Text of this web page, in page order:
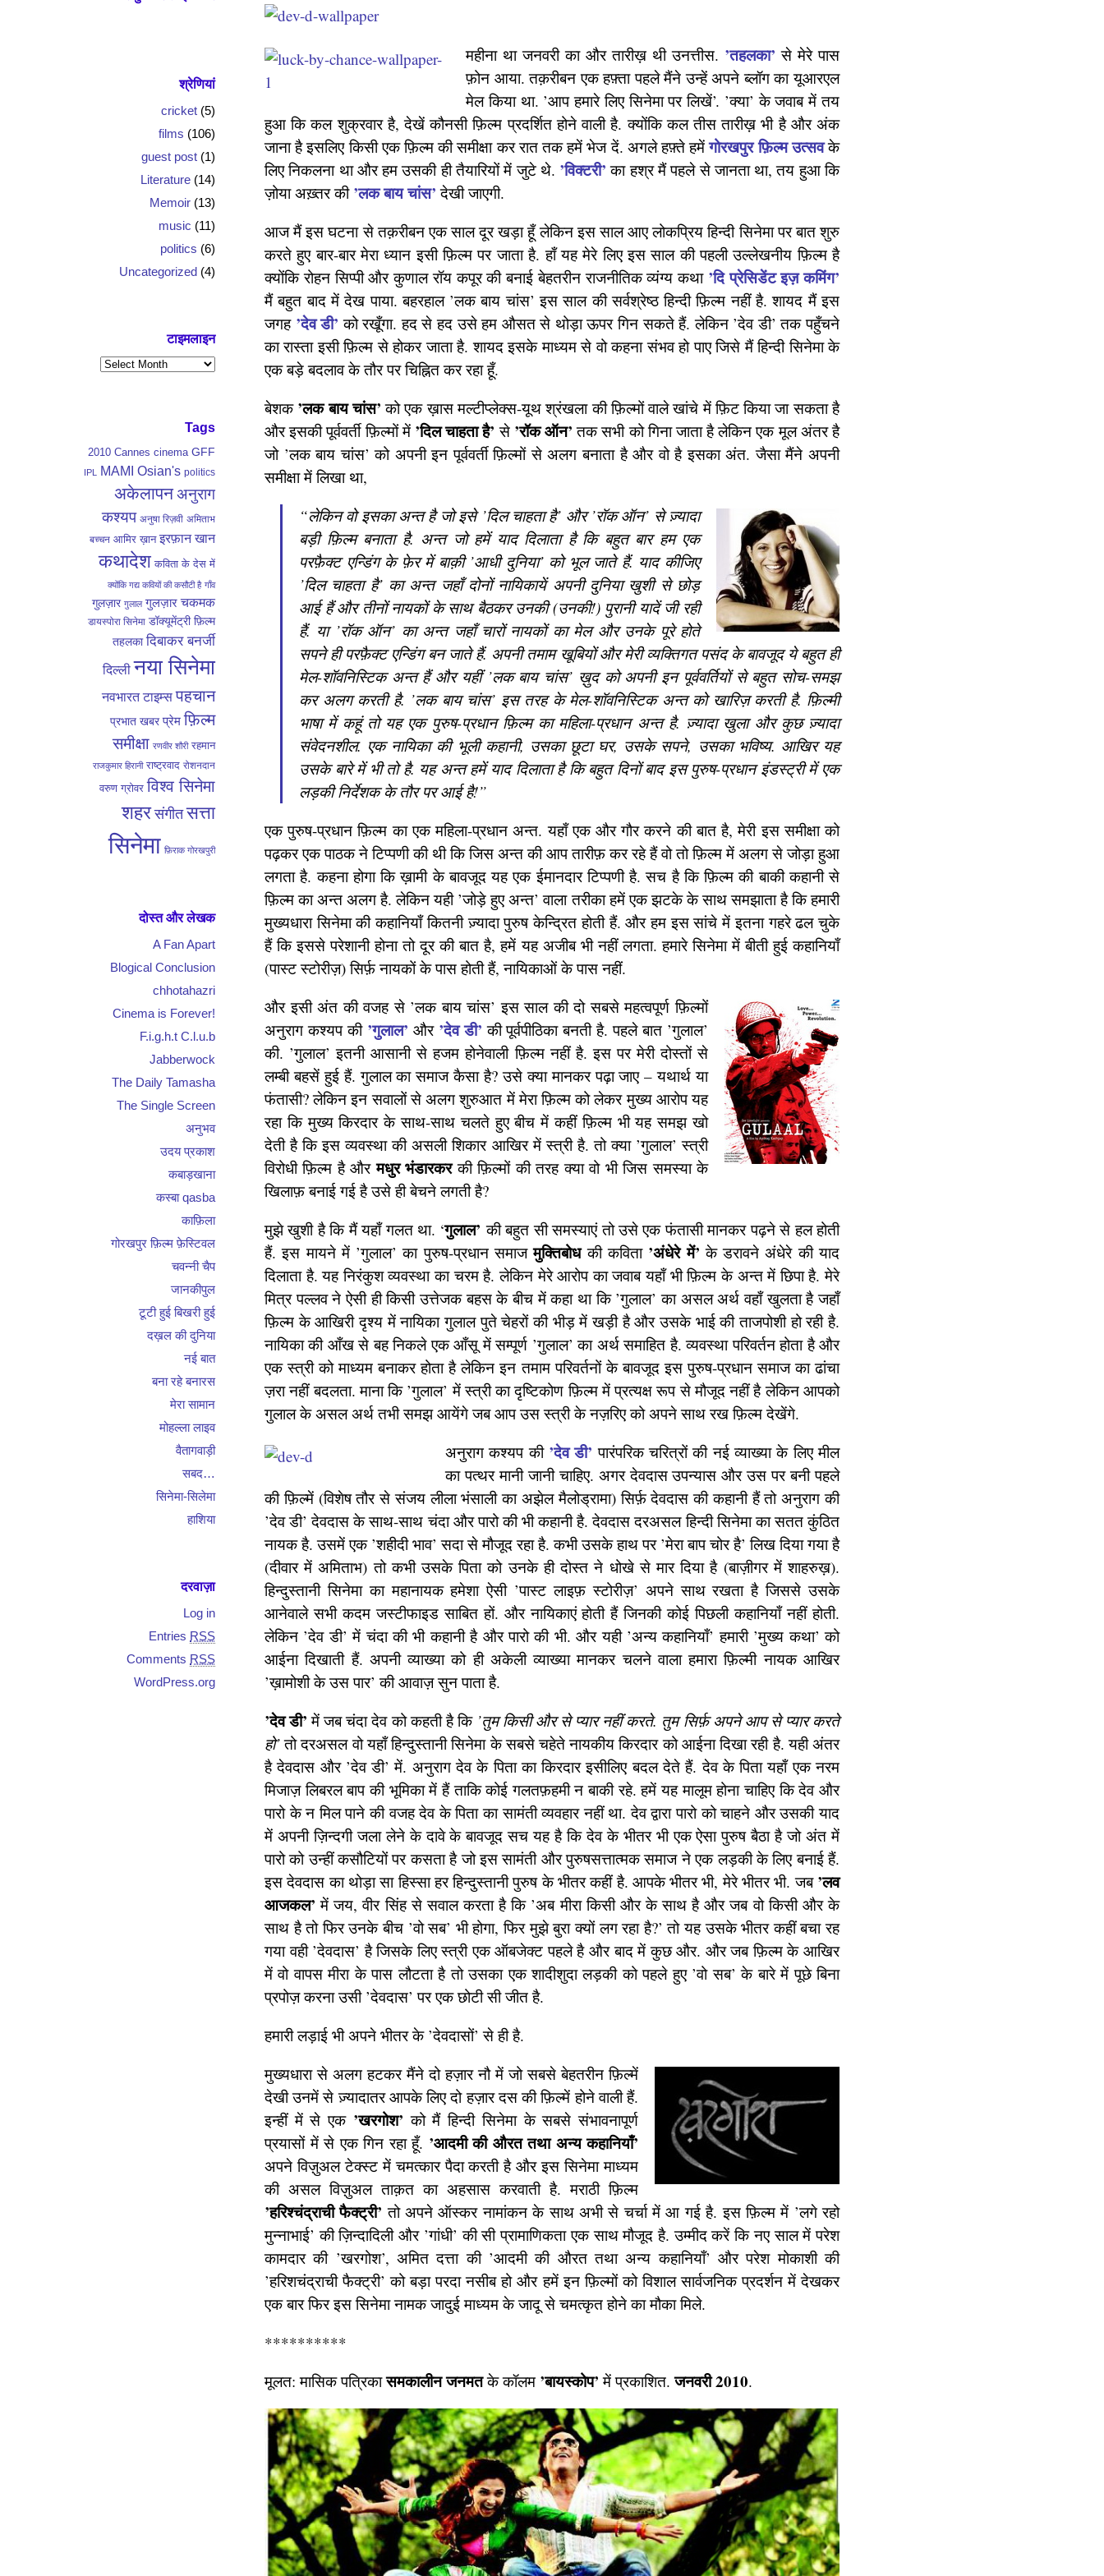
महीना था जनवरी का और तारीख़ थी उनत्तीस. ’तहलका’ से मेरे पास
फ़ोन आया. तक़रीबन एक हफ़्ता पहले मैंने उन्हें अपने ब्लॉग का यूआरएल
मेल किया था. ’आप हमारे लिए सिनेमा पर लिखें’. ’क्या’ के जवाब में तय
हुआ कि कल शुक्रवार है, देखें कौनसी फ़िल्म प्रदर्शित होने वाली है. क्योंकि कल तीस तारीख़ भी है और अंक
जाना है इसलिए किसी एक फ़िल्म की समीक्षा कर रात तक हमें भेज दें. अगले हफ़्ते हमेंगोरखपुर फ़िल्म उत्सवके
लिए निकलना था और हम उसकी ही तैयारियों में जुटे थे. ’विक्टरी’ का हश्र मैं पहले से जानता था, तय हुआ कि
ज़ोया अख़्तर की ’लक बाय चांस’ देखी जाएगी.
आज मैं इस घटना से तक़रीबन एक साल दूर खड़ा हूँ लेकिन इस साल आए लोकप्रिय हिन्दी सिनेमा पर बात शुरु
करते हुए बार-बार मेरा ध्यान इसी फ़िल्म पर जाता है. हाँ यह मेरे लिए इस साल की पहली उल्लेखनीय फ़िल्म है
क्योंकि रोहन सिप्पी और कुणाल रॉय कपूर की बनाई बेहतरीन राजनीतिक व्यंग्य कथा ’दि प्रेसिडेंट इज़ कमिंग’
मैं बहुत बाद में देख पाया. बहरहाल ’लक बाय चांस’ इस साल की सर्वश्रेष्ठ हिन्दी फ़िल्म नहीं है. शायद मैं इस
जगह’देव डी’ को रखूँगा. हद से हद उसे हम औसत से थोड़ा ऊपर गिन सकते हैं. लेकिन ’देव डी’ तक पहुँचने
का रास्ता इसी फ़िल्म से होकर जाता है. शायद इसके माध्यम से वो कहना संभव हो पाए जिसे मैं हिन्दी सिनेमा के
एक बड़े बदलाव के तौर पर चिह्नित कर रहा हूँ.
बेशक ’लक बाय चांस’ को एक ख़ास मल्टीप्लेक्स-यूथ श्रंखला की फ़िल्मों वाले खांचे में फ़िट किया जा सकता है
और इसकी पूर्ववर्ती फ़िल्मों में ’दिल चाहता है’ से ’रॉक ऑन’ तक सभी को गिना जाता है लेकिन एक मूल अंतर है
जो ’लक बाय चांस’ को अपनी इन पूर्ववर्ती फ़िल्मों से अलग बनाता है और वो है इसका अंत. जैसा मैंने अपनी
समीक्षा में लिखा था,
“लेकिन वो इसका अन्त है जो इसे ’दिल चाहता है’ और ’रॉक ऑन’ से ज़्यादा
बड़ी फ़िल्म बनाता है. अन्त जो हमें याद दिलाता है कि बहुत बार हम एक
परफ़ैक्ट एन्डिंग के फ़ेर में बाक़ी ’आधी दुनिया’ को भूल जाते हैं. याद कीजिए
’दिल चाहता है’ का अन्त जहाँ दोनों नायिकायें अपनी दुनिया खुशी से छोड़
आई हैं और तीनों नायकों के साथ बैठकर उनकी (उनकी!) पुरानी यादें जी रही
हैं. या ’रॉक ऑन’ का अन्त जहाँ चारों नायकों का मेल और उनके पूरे होते
सपने ही परफ़ैक्ट एन्डिंग बन जाते हैं. अपनी तमाम खूबियों और मेरी व्यक्तिगत पसंद के बावजूद ये बहुत ही
मेल-शॉवनिस्टिक अन्त हैं और यहीं ’लक बाय चांस’ ख़ुद को अपनी इन पूर्ववर्तियों से बहुत सोच-समझ
कर अलग करती है. ’लक बाय चांस’ इस तरह के मेल-शॉवनिस्टिक अन्त को खारिज़ करती है. फ़िल्मी
भाषा में कहूं तो यह एक पुरुष-प्रधान फ़िल्म का महिला-प्रधान अन्त है. ज़्यादा खुला और कुछ ज़्यादा
संवेदनशील. एक नायिका की भूली कहानी, उसका छूटा घर, उसके सपने, उसका भविष्य. आखिर यह
उसके बारे में भी तो है. यह अन्त हमें याद दिलाता है कि बहुत दिनों बाद इस पुरुष-प्रधान इंडस्ट्री में एक
लड़की निर्देशक के तौर पर आई है!”
एक पुरुष-प्रधान फ़िल्म का एक महिला-प्रधान अन्त. यहाँ एक और गौर करने की बात है, मेरी इस समीक्षा को
पढ़कर एक पाठक ने टिप्पणी की थी कि जिस अन्त की आप तारीफ़ कर रहे हैं वो तो फ़िल्म में अलग से जोड़ा हुआ
लगता है. कहना होगा कि ख़ामी के बावजूद यह एक ईमानदार टिप्पणी है. सच है कि फ़िल्म की बाकी कहानी से
फ़िल्म का अन्त अलग है. लेकिन यही ’जोड़े हुए अन्त’ वाला तरीका हमें एक झटके के साथ समझाता है कि हमारी
मुख्यधारा सिनेमा की कहानियाँ कितनी ज़्यादा पुरुष केन्द्रित होती हैं. और हम इस सांचे में इतना गहरे ढल चुके
हैं कि इससे परेशानी होना तो दूर की बात है, हमें यह अजीब भी नहीं लगता. हमारे सिनेमा में बीती हुई कहानियाँ
(पास्ट स्टोरीज़) सिर्फ़ नायकों के पास होती हैं, नायिकाओं के पास नहीं.
और इसी अंत की वजह से ’लक बाय चांस’ इस साल की दो सबसे महत्वपूर्ण फ़िल्मों
अनुराग कश्यप की ’गुलाल’ और ’देव डी’ की पूर्वपीठिका बनती है. पहले बात ’गुलाल’
की. ’गुलाल’ इतनी आसानी से हजम होनेवाली फ़िल्म नहीं है. इस पर मेरी दोस्तों से
लम्बी बहसें हुई हैं. गुलाल का समाज कैसा है? उसे क्या मानकर पढ़ा जाए – यथार्थ या
फंतासी? लेकिन इन सवालों से अलग शुरुआत में मेरा फ़िल्म को लेकर मुख्य आरोप यह
रहा कि मुख्य किरदार के साथ-साथ चलते हुए बीच में कहीं फ़िल्म भी यह समझ खो
देती है कि इस व्यवस्था की असली शिकार आखिर में स्त्री है. तो क्या ’गुलाल’ स्त्री
विरोधी फ़िल्म है औरमधुर भंडारकरकी फ़िल्मों की तरह क्या वो भी जिस समस्या के
खिलाफ़ बनाई गई है उसे ही बेचने लगती है?
मुझे खुशी है कि मैं यहाँ गलत था. ‘गुलाल’ की बहुत सी समस्याएं तो उसे एक फंतासी मानकर पढ़ने से हल होती
हैं. इस मायने में ’गुलाल’ का पुरुष-प्रधान समाजमुक्तिबोधकी कविता ’अंधेरे में’ के डरावने अंधेरे की याद
दिलाता है. यह निरंकुश व्यवस्था का चरम है. लेकिन मेरे आरोप का जवाब यहाँ भी फ़िल्म के अन्त में छिपा है. मेरे
मित्र पल्लव ने ऐसी ही किसी उत्तेजक बहस के बीच में कहा था कि ’गुलाल’ का असल अर्थ वहाँ खुलता है जहाँ
फ़िल्म के आखिरी दृश्य में नायिका गुलाल पुते चेहरों की भीड़ में खड़ी है और उसके भाई की ताजपोशी हो रही है.
नायिका की आँख से बह निकले एक आँसू में सम्पूर्ण ’गुलाल’ का अर्थ समाहित है. व्यवस्था परिवर्तन होता है और
एक स्त्री को माध्यम बनाकर होता है लेकिन इन तमाम परिवर्तनों के बावजूद इस पुरुष-प्रधान समाज का ढांचा
ज़रा नहीं बदलता. माना कि ’गुलाल’ में स्त्री का दृष्टिकोण फ़िल्म में प्रत्यक्ष रूप से मौजूद नहीं है लेकिन आपको
गुलाल के असल अर्थ तभी समझ आयेंगे जब आप उस स्त्री के नज़रिए को अपने साथ रख फ़िल्म देखेंगे.
अनुराग कश्यप की ’देव डी’ पारंपरिक चरित्रों की नई व्याख्या के लिए मील
का पत्थर मानी जानी चाहिए. अगर देवदास उपन्यास और उस पर बनी पहले
की फ़िल्में (विशेष तौर से संजय लीला भंसाली का अझेल मैलोड्रामा) सिर्फ़ देवदास की कहानी हैं तो अनुराग की
’देव डी’ देवदास के साथ-साथ चंदा और पारो की भी कहानी है. देवदास दरअसल हिन्दी सिनेमा का सतत कुंठित
नायक है. उसमें एक ’शहीदी भाव’ सदा से मौजूद रहा है. कभी उसके हाथ पर ’मेरा बाप चोर है’ लिख दिया गया है
(दीवार में अमिताभ) तो कभी उसके पिता को उनके ही दोस्त ने धोखे से मार दिया है (बाज़ीगर में शाहरुख़).
हिन्दुस्तानी सिनेमा का महानायक हमेशा ऐसी ’पास्ट लाइफ़ स्टोरीज़’ अपने साथ रखता है जिससे उसके
आनेवाले सभी कदम जस्टीफाइड साबित हों. और नायिकाएं होती हैं जिनकी कोई पिछली कहानियाँ नहीं होती.
लेकिन ’देव डी’ में चंदा की भी कहानी है और पारो की भी. और यही ’अन्य कहानियाँ’ हमारी ’मुख्य कथा’ को
आईना दिखाती हैं. अपनी व्याख्या को ही अकेली व्याख्या मानकर चलने वाला हमारा फ़िल्मी नायक आखिर
’ख़ामोशी के उस पार’ की आवाज़ सुन पाता है.
’देव डी’ में जब चंदा देव को कहती है कि ’तुम किसी और से प्यार नहीं करते. तुम सिर्फ़ अपने आप से प्यार करते
हो’तो दरअसल वो यहाँ हिन्दुस्तानी सिनेमा के सबसे चहेते नायकीय किरदार को आईना दिखा रही है. यही अंतर
है देवदास और ’देव डी’ में. अनुराग देव के पिता का किरदार इसीलिए बदल देते हैं. देव के पिता यहाँ एक नरम
मिजाज़ लिबरल बाप की भूमिका में हैं ताकि कोई गलतफ़हमी न बाकी रहे. हमें यह मालूम होना चाहिए कि देव और
पारो के न मिल पाने की वजह देव के पिता का सामंती व्यवहार नहीं था. देव द्वारा पारो को चाहने और उसकी याद
में अपनी ज़िन्दगी जला लेने के दावे के बावजूद सच यह है कि देव के भीतर भी एक ऐसा पुरुष बैठा है जो अंत में
पारो को उन्हीं कसौटियों पर कसता है जो इस सामंती और पुरुषसत्तात्मक समाज ने एक लड़की के लिए बनाई हैं.
इस देवदास का थोड़ा सा हिस्सा हर हिन्दुस्तानी पुरुष के भीतर कहीं है. आपके भीतर भी, मेरे भीतर भी. जब ’लव
आजकल’ में जय, वीर सिंह से सवाल करता है कि ’अब मीरा किसी और के साथ है और जब वो किसी और के
साथ है तो फिर उनके बीच ’वो सब’ भी होगा, फिर मुझे बुरा क्यों लग रहा है?’ तो यह उसके भीतर कहीं बचा रह
गया वही ’देवदास’ है जिसके लिए स्त्री एक ऑबजेक्ट पहले है और बाद में कुछ और. और जब फ़िल्म के आखिर
में वो वापस मीरा के पास लौटता है तो उसका एक शादीशुदा लड़की को पहले हुए ’वो सब’ के बारे में पूछे बिना
प्रपोज़ करना उसी ’देवदास’ पर एक छोटी सी जीत है.
हमारी लड़ाई भी अपने भीतर के ’देवदासों’ से ही है.
मुख्यधारा से अलग हटकर मैंने दो हज़ार नौ में जो सबसे बेहतरीन फ़िल्में
देखी उनमें से ज़्यादातर आपके लिए दो हज़ार दस की फ़िल्में होने वाली हैं.
इन्हीं में से एक ’खरगोश’ को मैं हिन्दी सिनेमा के सबसे संभावनापूर्ण
प्रयासों में से एक गिन रहा हूँ. ’आदमी की औरत तथा अन्य कहानियाँ’
अपने विज़ुअल टेक्स्ट में चमत्कार पैदा करती है और इस सिनेमा माध्यम
की असल विज़ुअल ताक़त का अहसास करवाती है. मराठी फ़िल्म
’हरिश्चंद्राची फैक्ट्री’ तो अपने ऑस्कर नामांकन के साथ अभी से चर्चा में आ गई है. इस फ़िल्म में ’लगे रहो
मुन्नाभाई’ की ज़िन्दादिली और ’गांधी’ की सी प्रामाणिकता एक साथ मौजूद है. उम्मीद करें कि नए साल में परेश
कामदार की ’खरगोश’, अमित दत्ता की ’आदमी की औरत तथा अन्य कहानियाँ’ और परेश मोकाशी की
’हरिशचंद्राची फैक्ट्री’ को बड़ा परदा नसीब हो और हमें इन फ़िल्मों को विशाल सार्वजनिक प्रदर्शन में देखकर
एक बार फिर इस सिनेमा नामक जादुई माध्यम के जादू से चमत्कृत होने का मौका मिले.
**********
मूलत: मासिक पत्रिकासमकालीन जनमतके कॉलम ’बायस्कोप’ में प्रकाशित.जनवरी 2010.
श्रेणियां
cricket (5)
films (106)
guest post (1)
Literature (14)
Memoir (13)
music (11)
politics (6)
Uncategorized (4)
टाइमलाइन
Tags
2010 Cannes cinema GFF
IPL MAMI Osian's politics
अकेलापनअनुराग
कश्यप अनुषा रिज़वी अमिताभ
बच्चन आमिर ख़ान इरफ़ान खान
कथादेश कविता के देस में
क्योंकि गद्य कवियों की कसौटी है गाँव
गुलज़ार गुलाल गुलज़ार चकमक
डायस्पोरा सिनेमा डॉक्यूमेंट्री फ़िल्म
तहलका दिबाकर बनर्जी
दिल्ली नया सिनेमा
नवभारत टाइम्स पहचान
प्रभात खबर प्रेम फ़िल्म
समीक्षा रणवीर शौरी रहमान
राजकुमार हिरानी राष्ट्रवाद रोशनदान
वरुण ग्रोवर विश्व सिनेमा
शहरसंगीतसत्ता
सिनेमा फ़िराक गोरखपुरी
दोस्त और लेखक
A Fan Apart
Blogical Conclusion
chhotahazri
Cinema is Forever!
F.i.g.h.t C.l.u.b
Jabberwock
The Daily Tamasha
The Single Screen
अनुभव
उदय प्रकाश
कबाड़खाना
कस्बा qasba
काफ़िला
गोरखपुर फ़िल्म फ़ेस्टिवल
चवन्नी चैप
जानकीपुल
टूटी हुई बिखरी हुई
दख़ल की दुनिया
नई बात
बना रहे बनारस
मेरा सामान
मोहल्ला लाइव
वैतागवाड़ी
सबद…
सिनेमा-सिलेमा
हाशिया
दरवाज़ा
Log in
Entries RSS
Comments RSS
WordPress.org